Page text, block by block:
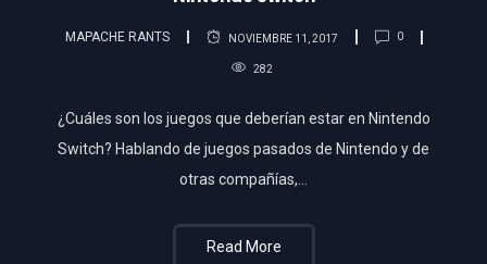
MAPACHE RANTS NOVIEMBRE 11, 2017 0
282
¿Cuáles son los juegos que deberían estar en Nintendo
Switch? Hablando de juegos pasados de Nintendo y de
otras compañías,…
Read More